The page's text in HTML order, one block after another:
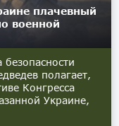
плачевный
военной
безопасности
полагает,
Конгресса
Украине,